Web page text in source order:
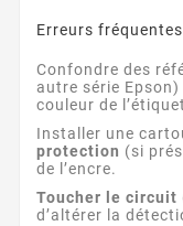
Erreurs
Confondre des
autre série
couleur de
Installer une
protection (si
de l’encre.
Toucher le circuit
d’altérer la